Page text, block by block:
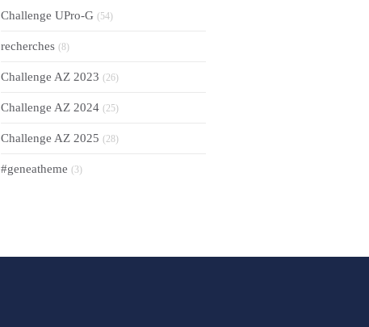
Challenge UPro-G (54)
recherches (8)
Challenge AZ 2023 (26)
Challenge AZ 2024 (25)
Challenge AZ 2025 (28)
#geneatheme (3)